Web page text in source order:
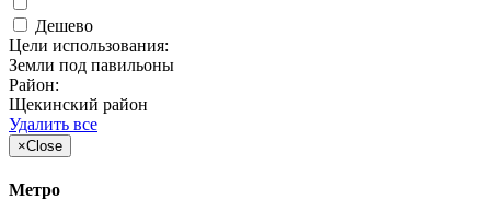
Дешево
Цели использования:
Земли под павильоны
Район:
Щекинский район
Удалить все
×Close
Метро